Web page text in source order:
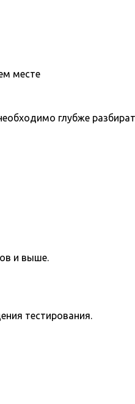
месте
глубже
и выше.
тестирования.